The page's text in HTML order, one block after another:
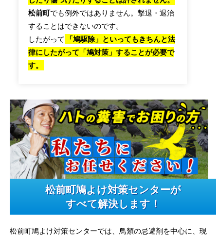
松前町でも例外ではありません。撃退・退治
することはできないのです。
したがって
「鳩駆除」といってもきちんと法
律にしたがって「鳩対策」することが必要で
す。
松前町鳩よけ対策センターが
すべて解決します！
松前町鳩よけ対策センターでは、鳥類の忌避剤を中心に、現